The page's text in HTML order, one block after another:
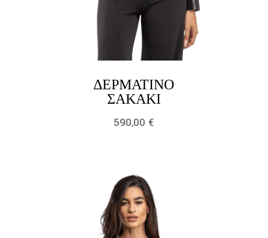
ΔΕΡΜΆΤΙΝΟ
ΣΑΚΆΚΙLINK
590,00 €